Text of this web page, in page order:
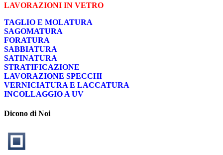
LAVORAZIONI IN VETRO
TAGLIO E MOLATURA
SAGOMATURA
FORATURA
SABBIATURA
SATINATURA
STRATIFICAZIONE
LAVORAZIONE SPECCHI
VERNICIATURA E LACCATURA
INCOLLAGGIO A UV
Dicono di Noi